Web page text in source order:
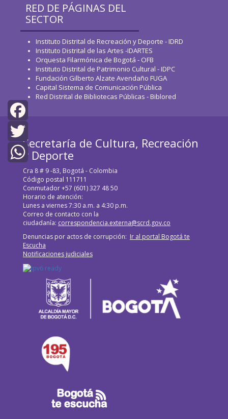
Facebook
Twitter
WhatsApp
RED DE PÁGINAS DEL
SECTOR
Instituto Distrital de Recreación y Deporte - IDRD
Instituto Distrital de las Artes -IDARTES
Orquesta Filarmónica de Bogotá - OFB
Instituto Distrital de Patrimonio Cultural - IDPC
Fundación Gilberto Alzate Avendaño FUGA
Capital Sistema de Comunicación Pública
Red Distrital de Bibliotecas Públicas - Biblored
Secretaría de Cultura, Recreación
y Deporte
Cra 8 # 9 -83, Bogotá - Colombia
Código postal 111711
Conmutador +57 (601) 327 48 50
Horario de atención:
Lunes a viernes 7:30 a.m. a 4:30 p.m.
Correo de contacto con la
ciudadanía: correspondencia.externa@scrd.gov.co
Denuncias por actos de corrupción: Ir al portal Bogotá te
Escucha
Notificaciones judiciales